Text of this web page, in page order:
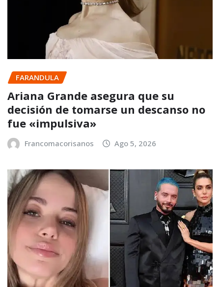
FARANDULA
Ariana Grande asegura que su
decisión de tomarse un descanso no
fue «impulsiva»
Francomacorisanos Ago 5, 2026